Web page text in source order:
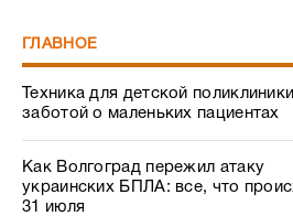
ГЛАВНОЕ
Техника для детской
заботой о маленьких пациентах
Как Волгоград пережил атаку
украинских БПЛА: все, что
31 июля